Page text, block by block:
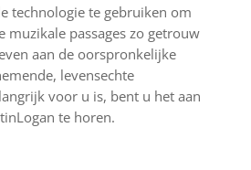
technologie te gebruiken om
muzikale passages zo getrouw
aan de oorspronkelijke
levensechte
voor u is, bent u het aan
te horen.